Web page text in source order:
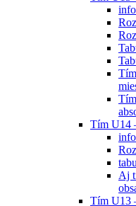
Tím U14
Aj
Tím U13